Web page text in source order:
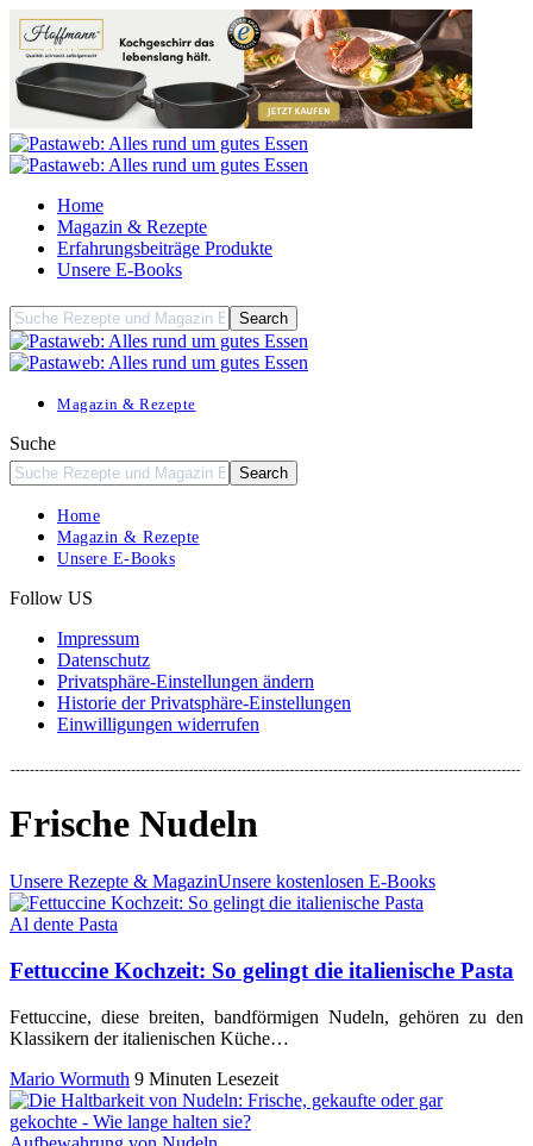
Home
Magazin & Rezepte
Erfahrungsbeiträge Produkte
Unsere E-Books
Magazin & Rezepte
Suche
Home
Magazin & Rezepte
Unsere E-Books
Follow US
Impressum
Datenschutz
Privatsphäre-Einstellungen ändern
Historie der Privatsphäre-Einstellungen
Einwilligungen widerrufen
Frische Nudeln
Unsere Rezepte & MagazinUnsere kostenlosen E-Books
Al dente Pasta
Fettuccine Kochzeit: So gelingt die italienische Pasta
Fettuccine, diese breiten, bandförmigen Nudeln, gehören zu den
Klassikern der italienischen Küche…
Mario Wormuth 9 Minuten Lesezeit